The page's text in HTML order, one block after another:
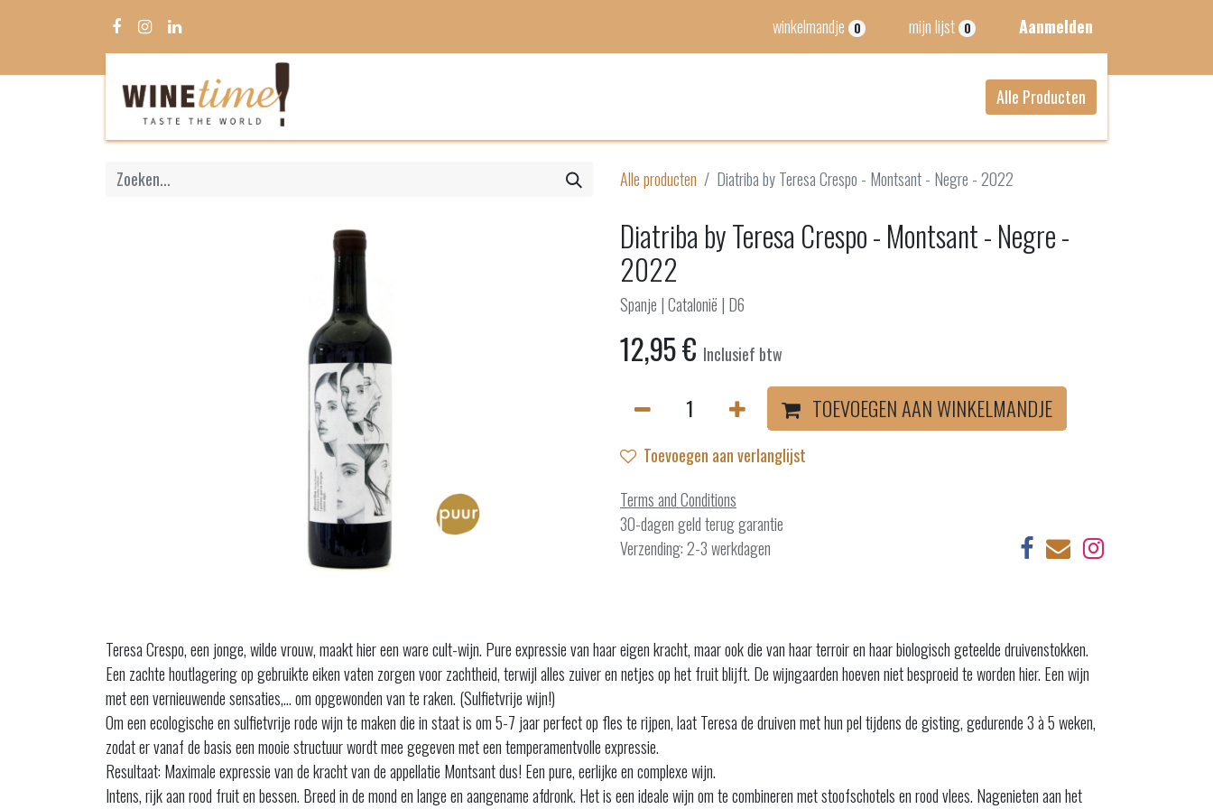
winkelmandje 0 mijn lijst 0 Aanmelden
Alle Producten
Alle producten Diatriba by Teresa Crespo - Montsant - Negre - 2022
Diatriba by Teresa Crespo - Montsant - Negre -
2022
Spanje | Catalonië | D6
12,95€ Inclusief btw
TOEVOEGEN AAN WINKELMANDJE
Toevoegen aan verlanglijst
Terms and Conditions
30-dagen geld terug garantie
Verzending: 2-3 werkdagen
Teresa Crespo, een jonge, wilde vrouw, maakt hier een ware cult-wijn. Pure expressie van haar eigen kracht, maar ook die van haar terroir en haar biologisch geteelde druivenstokken.
Een zachte houtlagering op gebruikte eiken vaten zorgen voor zachtheid, terwijl alles zuiver en netjes op het fruit blijft. De wijngaarden hoeven niet besproeid te worden hier. Een wijn
met een vernieuwende sensaties,... om opgewonden van te raken. (Sulfietvrije wijn!)
Om een ​​ecologische en sulfietvrije rode wijn te maken die in staat is om 5-7 jaar perfect op fles te rijpen, laat Teresa de druiven met hun pel tijdens de gisting, gedurende 3 à 5 weken,
zodat er vanaf de basis een mooie structuur wordt mee gegeven met een temperamentvolle expressie.
Resultaat: Maximale expressie van de kracht van de appellatie Montsant dus! Een pure, eerlijke en complexe wijn.
Intens, rijk aan rood fruit en bessen. Breed in de mond en lange en aangename afdronk. Het is een ideale wijn om te combineren met stoofschotels en rood vlees. Nagenieten aan het